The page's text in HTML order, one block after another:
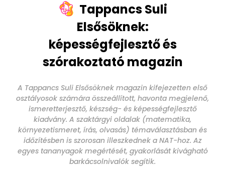
Tappancs Suli
Elsősöknek:
képességfejlesztő és
szórakoztató magazin
A Tappancs Suli Elsősöknek magazin kifejezetten első
osztályosok számára összeállított, havonta megjelenő,
ismeretterjesztő, készség- és képességfejlesztő
kiadvány. A szaktárgyi oldalak (matematika,
környezetismeret, írás, olvasás) témaválasztásban és
időzítésben is szorosan illeszkednek a NAT-hoz. Az
egyes tananyagok megértését, gyakorlását kivágható
barkácsolnivalók segítik.